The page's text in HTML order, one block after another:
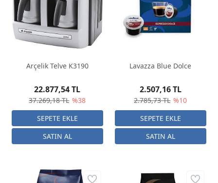
Arçelik Telve K3190
37.269,18 TL %38
22.877,54 TL
Lavazza Blue Dolce
2.785,73 TL %10
2.507,16 TL